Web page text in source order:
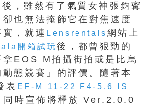
，雖然有了氣質女神張鈞寗
也無法掩飾它在對焦速度
，就連 Lensrentals 網站上
開箱試玩後，都曾狠勁的
拿EOS M拍攝街拍或是比烏
態競賽」的評價。隨著本
表 EF-M 11-22 F4-5.6 IS
同時宣佈將釋放 Ver.2.0.0